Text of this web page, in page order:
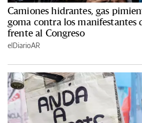
Camiones hidrantes, gas
goma contra los manifestantes
frente al Congreso
elDiarioAR